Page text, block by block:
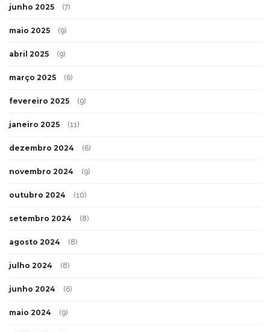
junho 2025 (7)
maio 2025 (9)
abril 2025 (9)
março 2025 (6)
fevereiro 2025 (9)
janeiro 2025 (11)
dezembro 2024 (6)
novembro 2024 (9)
outubro 2024 (10)
setembro 2024 (8)
agosto 2024 (8)
julho 2024 (8)
junho 2024 (6)
maio 2024 (9)